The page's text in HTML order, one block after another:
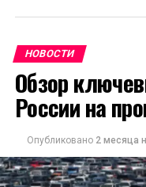
НОВОСТИ
Обзор
России на
Опубликовано 2 месяца